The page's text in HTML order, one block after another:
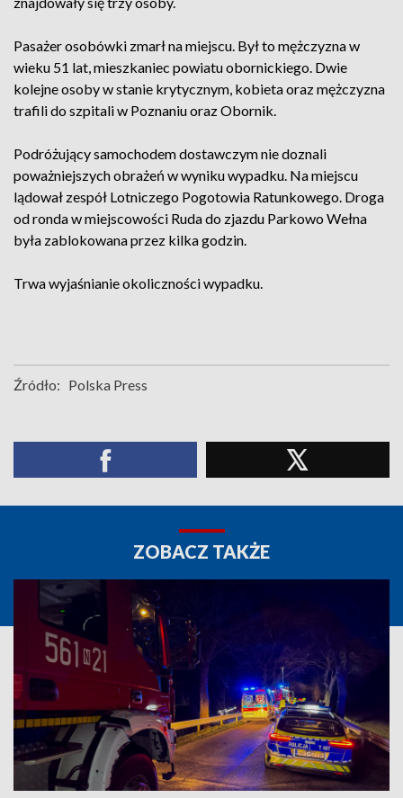
Pasażer osobówki zmarł na miejscu. Był to mężczyzna w
wieku 51 lat, mieszkaniec powiatu obornickiego. Dwie
kolejne osoby w stanie krytycznym, kobieta oraz mężczyzna
trafili do szpitali w Poznaniu oraz Obornik.
Podróżujący samochodem dostawczym nie doznali
poważniejszych obrażeń w wyniku wypadku. Na miejscu
lądował zespół Lotniczego Pogotowia Ratunkowego. Droga
od ronda w miejscowości Ruda do zjazdu Parkowo Wełna
była zablokowana przez kilka godzin.
Trwa wyjaśnianie okoliczności wypadku.
Źródło: Polska Press
ZOBACZ TAKŻE